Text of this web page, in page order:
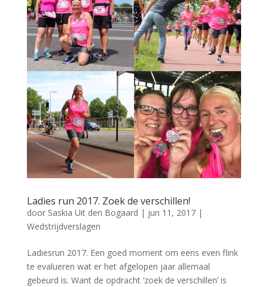
Ladies run 2017. Zoek de verschillen!
door Saskia Uit den Bogaard | jun 11, 2017|
Wedstrijdverslagen
Ladiesrun 2017. Een goed moment om eens even flink
te evalueren wat er het afgelopen jaar allemaal
gebeurd is. Want de opdracht ‘zoek de verschillen’ is